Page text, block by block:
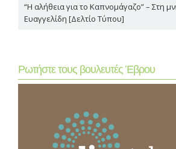
“Η αλήθεια για το Καπνομάγαζο” – Στη
Ευαγγελίδη [Δελτίο Τύπου]
Ρωτήστε τους βουλευτές Έβρου